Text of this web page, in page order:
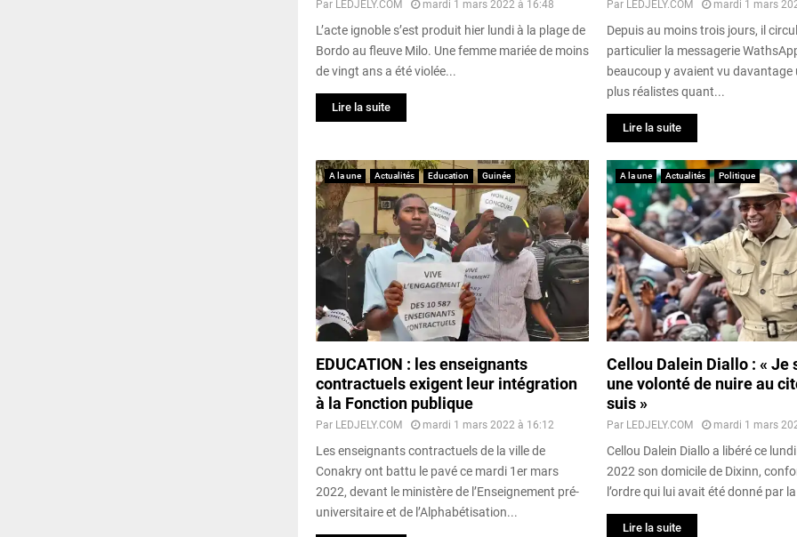
Par LEDJELY.COM mardi 1 mars 2022 à 16:48
L’acte ignoble s’est produit hier lundi à la plage de
Bordo au fleuve Milo. Une femme mariée de moins
de vingt ans a été violée...
Lire la suite
Par LEDJELY.COM mardi 1 mars
Depuis au moins trois jours, il
particulier la messagerie
beaucoup y avaient vu davantage
plus réalistes quant...
Lire la suite
A la une Actualités Education Guinée
EDUCATION : les enseignants
contractuels exigent leur intégration
à la Fonction publique
Par LEDJELY.COM mardi 1 mars 2022 à 16:12
Les enseignants contractuels de la ville de
Conakry ont battu le pavé ce mardi 1er mars
2022, devant le ministère de l’Enseignement pré-
universitaire et de l’Alphabétisation...
A la une Actualités Politique
Cellou Dalein Diallo : « Je
une volonté de nuire au
suis »
Par LEDJELY.COM mardi 1 mars
Cellou Dalein Diallo a libéré ce
2022 son domicile de Dixinn,
l’ordre qui lui avait été donné par
Lire la suite